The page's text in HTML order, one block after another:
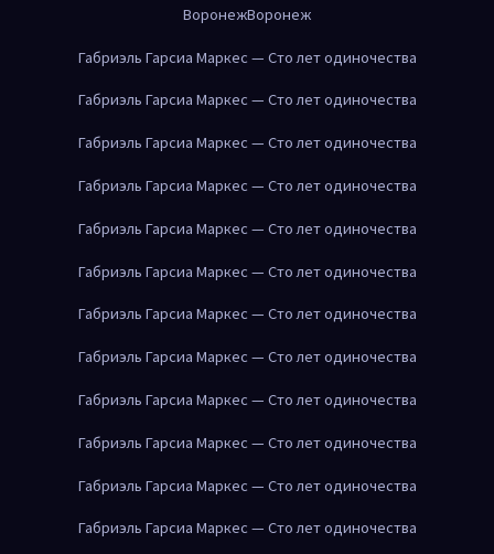
ВоронежВоронеж
Габриэль Гарсиа Маркес — Сто лет одиночества
Габриэль Гарсиа Маркес — Сто лет одиночества
Габриэль Гарсиа Маркес — Сто лет одиночества
Габриэль Гарсиа Маркес — Сто лет одиночества
Габриэль Гарсиа Маркес — Сто лет одиночества
Габриэль Гарсиа Маркес — Сто лет одиночества
Габриэль Гарсиа Маркес — Сто лет одиночества
Габриэль Гарсиа Маркес — Сто лет одиночества
Габриэль Гарсиа Маркес — Сто лет одиночества
Габриэль Гарсиа Маркес — Сто лет одиночества
Габриэль Гарсиа Маркес — Сто лет одиночества
Габриэль Гарсиа Маркес — Сто лет одиночества